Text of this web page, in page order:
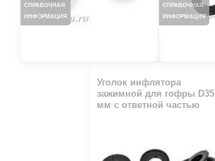
СПРАВОЧНАЯ
ИНФОРМАЦИЯ
СПРАВОЧНАЯ
ИНФОРМАЦИЯ
Уголок инфлятора
зажимной для гофры D35
мм с ответной частью